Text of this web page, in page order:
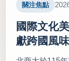
關注焦點
國際文化
獻跨國風